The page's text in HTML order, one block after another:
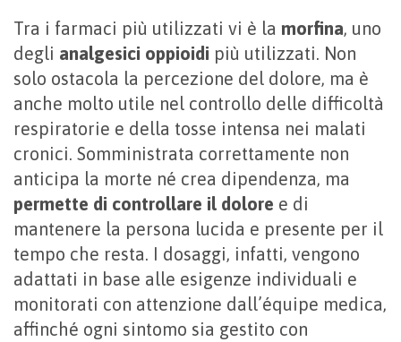
Tra i farmaci più utilizzati vi è la morfina, uno
degli analgesici oppioidi più utilizzati. Non
solo ostacola la percezione del dolore, ma è
anche molto utile nel controllo delle difficoltà
respiratorie e della tosse intensa nei malati
cronici. Somministrata correttamente non
anticipa la morte né crea dipendenza, ma
permette di controllare il dolore e di
mantenere la persona lucida e presente per il
tempo che resta. I dosaggi, infatti, vengono
adattati in base alle esigenze individuali e
monitorati con attenzione dall’équipe medica,
affinché ogni sintomo sia gestito con